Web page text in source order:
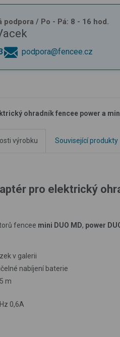
podpora / Po - Pá: 8 - 16 hod.
podpora@fencee.cz
ohradník fencee power a mini
výrobku Související produkty
pro elektrický
fencee mini DUO MD, power
v galerii
nabíjení baterie
m
0,6A